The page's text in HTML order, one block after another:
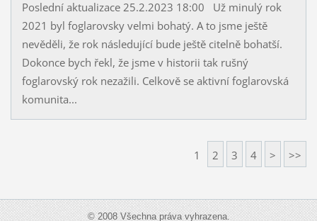
Poslední aktualizace 25.2.2023 18:00 Už minulý rok
2021 byl foglarovsky velmi bohatý. A to jsme ještě
nevěděli, že rok následující bude ještě citelně bohatší.
Dokonce bych řekl, že jsme v historii tak rušný
foglarovský rok nezažili. Celkově se aktivní foglarovská
komunita...
1 2 3 4 > >>
© 2008 Všechna práva vyhrazena.